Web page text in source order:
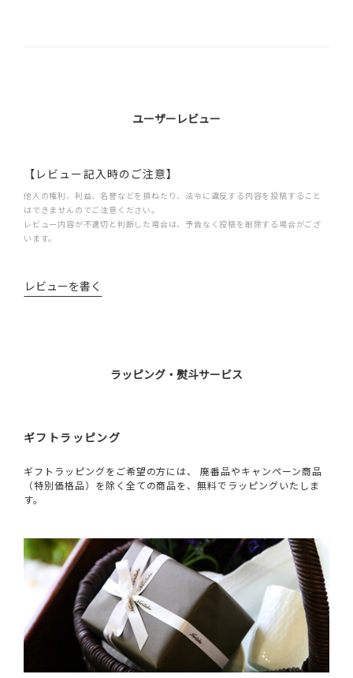
ユーザーレビュー
【レビュー記入時のご注意】
他人の権利、利益、名誉などを損ねたり、法令に違反する内容を投稿すること
はできませんのでご注意ください。
レビュー内容が不適切と判断した場合は、予告なく投稿を削除する場合がござ
います。
レビューを書く
ラッピング・熨斗サービス
ギフトラッピング
ギフトラッピングをご希望の方には、 廃番品やキャンペーン商品
（特別価格品）を除く全ての商品を、無料でラッピングいたしま
す。